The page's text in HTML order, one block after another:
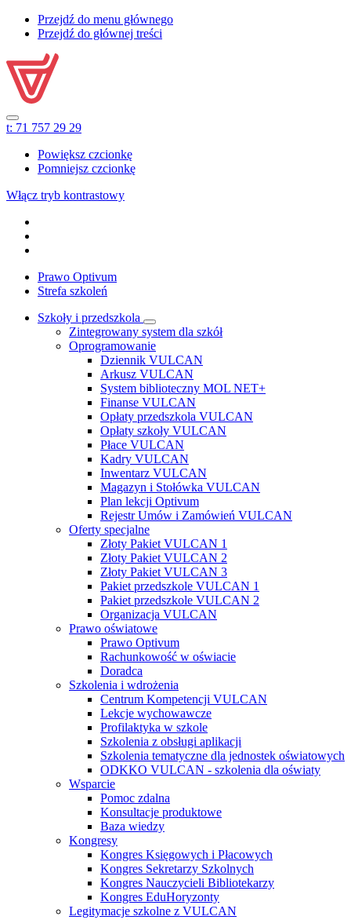
Przejdź do menu głównego
Przejdź do głównej treści
t: 71 757 29 29
Powiększ czcionkę
Pomniejsz czcionkę
Włącz tryb kontrastowy
Prawo Optivum
Strefa szkoleń
Szkoły i przedszkola
Zintegrowany system dla szkół
Oprogramowanie
Dziennik VULCAN
Arkusz VULCAN
System biblioteczny MOL NET+
Finanse VULCAN
Opłaty przedszkola VULCAN
Opłaty szkoły VULCAN
Płace VULCAN
Kadry VULCAN
Inwentarz VULCAN
Magazyn i Stołówka VULCAN
Plan lekcji Optivum
Rejestr Umów i Zamówień VULCAN
Oferty specjalne
Złoty Pakiet VULCAN 1
Złoty Pakiet VULCAN 2
Złoty Pakiet VULCAN 3
Pakiet przedszkole VULCAN 1
Pakiet przedszkole VULCAN 2
Organizacja VULCAN
Prawo oświatowe
Prawo Optivum
Rachunkowość w oświacie
Doradca
Szkolenia i wdrożenia
Centrum Kompetencji VULCAN
Lekcje wychowawcze
Profilaktyka w szkole
Szkolenia z obsługi aplikacji
Szkolenia tematyczne dla jednostek oświatowych
ODKKO VULCAN - szkolenia dla oświaty
Wsparcie
Pomoc zdalna
Konsultacje produktowe
Baza wiedzy
Kongresy
Kongres Księgowych i Płacowych
Kongres Sekretarzy Szkolnych
Kongres Nauczycieli Bibliotekarzy
Kongres EduHoryzonty
Legitymacje szkolne z VULCAN